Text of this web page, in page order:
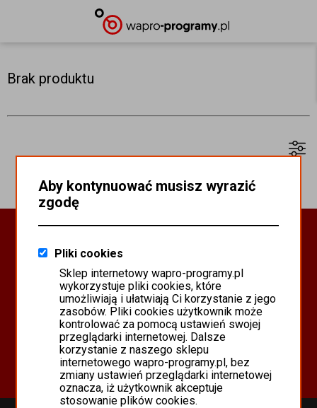
Brak produktu
PROGRAMY WAPRO ERP
PROGRAMY MISTRAL
SYSTEM SCANMAG
Oferta
Programy Asseco WAPRO
Odnowienia 365 i aktualizacje
Aby kontynuować musisz wyrazić
zgodę
Pliki cookies
Sklep internetowy wapro-programy.pl
wykorzystuje pliki cookies, które
umożliwiają i ułatwiają Ci korzystanie z jego
zasobów. Pliki cookies użytkownik może
kontrolować za pomocą ustawień swojej
przeglądarki internetowej. Dalsze
korzystanie z naszego sklepu
internetowego wapro-programy.pl, bez
zmiany ustawień przeglądarki internetowej
oznacza, iż użytkownik akceptuje
stosowanie plików cookies.